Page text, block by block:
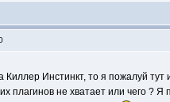
Киллер Инстинкт, то я пожалуй
плагинов не хватает или чего ?